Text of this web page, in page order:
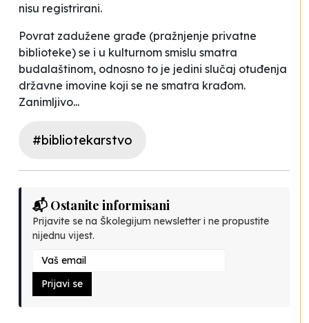
nisu registrirani.
Povrat zadužene građe (pražnjenje privatne
biblioteke) se i u kulturnom smislu smatra
budalaštinom, odnosno to je jedini slučaj otuđenja
državne imovine koji se ne smatra krađom.
Zanimljivo...
#bibliotekarstvo
📬 Ostanite informisani
Prijavite se na Školegijum newsletter i ne propustite
nijednu vijest.
Prijavi se